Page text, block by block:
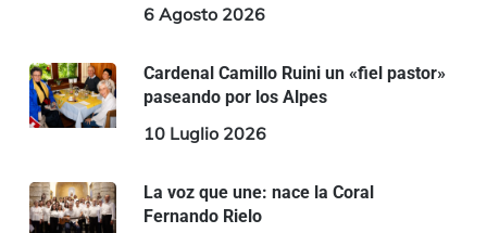
6 Agosto 2026
Cardenal Camillo Ruini un «fiel pastor»
paseando por los Alpes
10 Luglio 2026
La voz que une: nace la Coral
Fernando Rielo